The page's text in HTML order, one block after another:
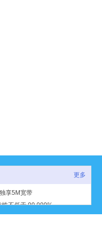
更多
享5M宽带
性不低于 99.999%